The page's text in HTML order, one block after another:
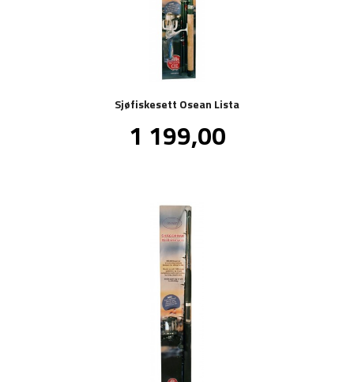
Sjøfiskesett Osean Lista
Pris
1 199,00mva.